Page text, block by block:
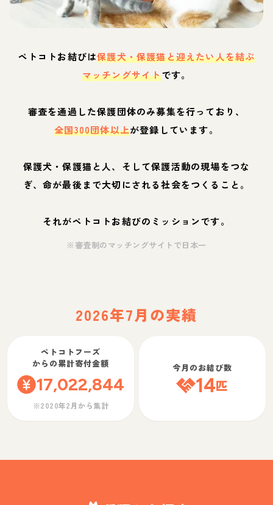
ペトコトお結びは保護犬・保護猫と迎えたい人を結ぶ
マッチングサイトです。
審査を通過した保護団体のみ募集を行っており、
全国300団体以上が登録しています。
保護犬・保護猫と人、そして保護活動の現場をつな
ぎ、命が最後まで大切にされる社会をつくること。
それがペトコトお結びのミッションです。
※審査制のマッチングサイトで日本一
2026年7月の実績
ペトコトフーズ
からの累計寄付金額
17,022,844
※2020年2月から集計
今月のお結び数
14匹